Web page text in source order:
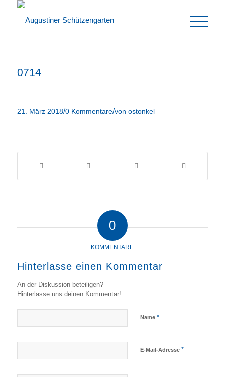
0714
21. März 2018/0 Kommentare/von ostonkel
0
KOMMENTARE
Hinterlasse einen Kommentar
An der Diskussion beteiligen?
Hinterlasse uns deinen Kommentar!
Name *
E-Mail-Adresse *